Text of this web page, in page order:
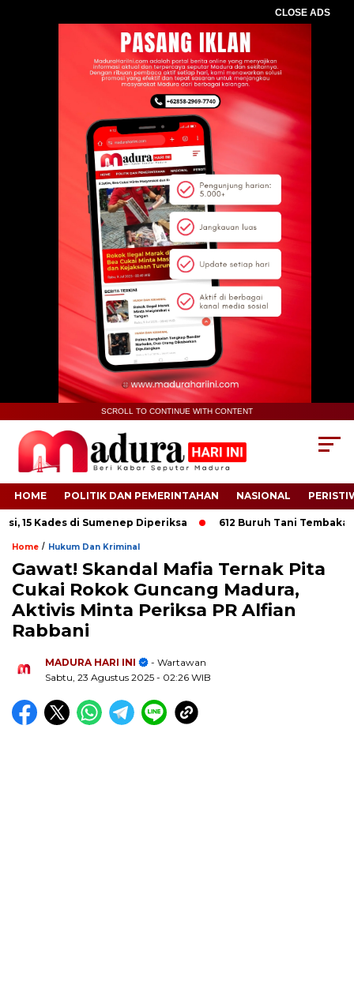
CLOSE ADS
SCROLL TO CONTINUE WITH CONTENT
HOME POLITIK DAN PEMERINTAHAN NASIONAL
15 Kades di Sumenep Diperiksa 612 Buruh Tani
Home / Hukum Dan Kriminal
Gawat! Skandal Mafia Ternak Pita
Cukai Rokok Guncang Madura,
Aktivis Minta Periksa PR Alfian
Rabbani
MADURA HARI INI
- Wartawan
Sabtu, 23 Agustus 2025 - 02:26 WIB
.